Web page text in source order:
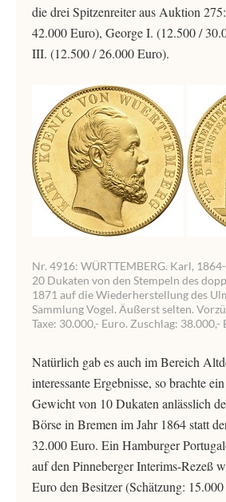
die drei Spitzenreiter aus Auktion
42.000 Euro), George I. (12.500 /
III. (12.500 / 26.000 Euro).
Nr. 4916: WÜRTTEMBERG. Karl,
20 Dukaten von den Stempeln des
1871 auf die Wiederherstellung des
Sammlung Vogel. Äußerst selten.
Taxe: 30.000,- Euro. Zuschlag: 38.000,-
Natürlich gab es auch im Bereich
interessante Ergebnisse, so brachte
Gewicht von 10 Dukaten anlässlich
Börse in Bremen im Jahr 1864 statt
32.000 Euro. Ein Hamburger
auf den Pinneberger Interims-Rezeß
Euro den Besitzer (Schätzung: